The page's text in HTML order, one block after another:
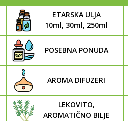
ETARSKA ULJA
10ml, 30ml, 250ml
POSEBNA PONUDA
AROMA DIFUZERI
LEKOVITO,
AROMATIČNO BILJE